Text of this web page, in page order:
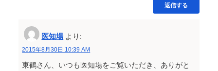
返信する
医知場 より:
2015年8月30日 10:39 AM
東鶴さん、いつも医知場をご覧いただき、ありがと